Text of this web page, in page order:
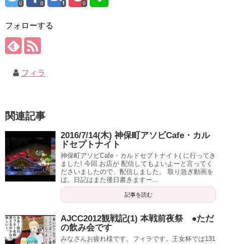
0 0 0
フォローする
フィラ
関連記事
2016/7/14(木) 神保町アソビCafe・カル
ドセプトナイト
神保町アソビCafe・カルドセプトナイト( に行ってき
ました! 今回 お店が 配信してもよいよーと言ってく
ださいましたので、配信しました。 取り急ぎ動画を
ば。日記はまた後日書きますー...
記事を読む
AJCC2012観戦記(1) 本戦前夜祭 ●ただ
の飲み会です
みなさんお疲れ様です。フィラです。王女杯では131